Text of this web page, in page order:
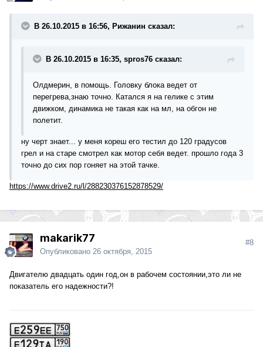
В 26.10.2015 в 16:56, Рижанин сказал:
В 26.10.2015 в 16:35, spros76 сказал:
Олдмерин, в помощь. Головку блока ведет от
перегрева,знаю точно. Катался я на гелике с этим
движком, динамика не такая как на мл, на обгон не
полетит.
ну черт знает... у меня кореш его тестил до 120 градусов
грел и на старе смотрел как мотор себя ведет. прошло года 3
точно до сих пор гоняет на этой тачке.
https://www.drive2.ru/l/288230376152878529/
makarik77
Опубликовано 26 октября, 2015
#8
Двигателю двадцать один год,он в рабочем состоянии,это ли не
показатель его надежности?!